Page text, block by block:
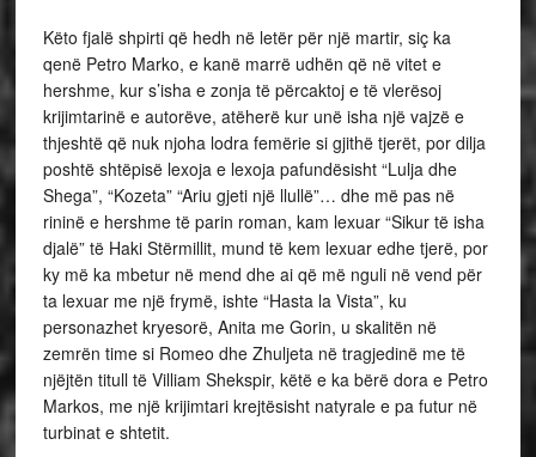
Këto fjalë shpirti që hedh në letër për një martir, siç ka
qenë Petro Marko, e kanë marrë udhën që në vitet e
hershme, kur s’isha e zonja të përcaktoj e të vlerësoj
krijimtarinë e autorëve, atëherë kur unë isha një vajzë e
thjeshtë që nuk njoha lodra femërie si gjithë tjerët, por dilja
poshtë shtëpisë lexoja e lexoja pafundësisht “Lulja dhe
Shega”, “Kozeta” “Ariu gjeti një llullë”… dhe më pas në
rininë e hershme të parin roman, kam lexuar “Sikur të isha
djalë” të Haki Stërmillit, mund të kem lexuar edhe tjerë, por
ky më ka mbetur në mend dhe ai që më nguli në vend për
ta lexuar me një frymë, ishte “Hasta la Vista”, ku
personazhet kryesorë, Anita me Gorin, u skalitën në
zemrën time si Romeo dhe Zhuljeta në tragjedinë me të
njëjtën titull të Villiam Shekspir, këtë e ka bërë dora e Petro
Markos, me një krijimtari krejtësisht natyrale e pa futur në
turbinat e shtetit.